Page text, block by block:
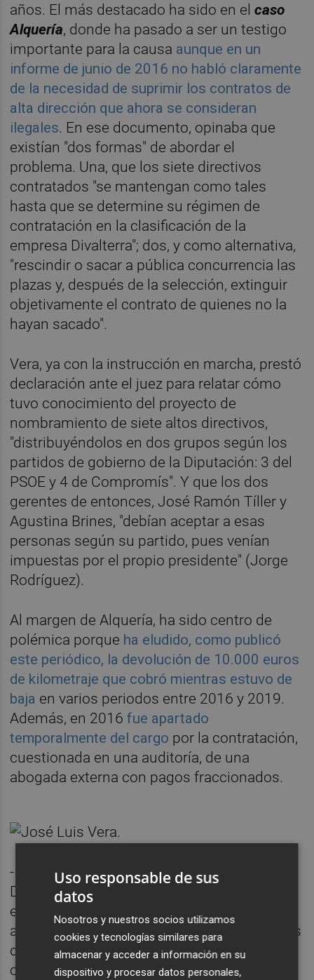
años. El más destacado ha sido en elcaso
Alquería, donde ha pasado a ser un testigo
importante para la causa aunque en un
informe de junio de 2016 no habló claramente
de la necesidad de suprimir los contratos de
alta dirección que ahora se consideran
ilegales. En ese documento, opinaba que
existían "dos formas" de abordar el
problema. Una, que los siete directivos
contratados "se mantengan como tales
hasta que se determine su régimen de
contratación en la clasificación de la
empresa Divalterra"; dos, y como alternativa,
"rescindir o sacar a pública concurrencia las
plazas y, después de la selección, extinguir
objetivamente el contrato de quienes no la
hayan sacado".
Vera, ya con la instrucción en marcha, prestó
declaración ante el juez para relatar cómo
tuvo conocimiento del proyecto de
nombramiento de siete altos directivos,
"distribuyéndolos en dos grupos según los
partidos de gobierno de la Diputación: 3 del
PSOE y 4 de Compromís". Y que los dos
gerentes de entonces, José Ramón Tíller y
Agustina Brines, "debían aceptar a esas
personas según su partido, pues venían
impuestas por el propio presidente" (Jorge
Rodríguez).
Al margen de Alquería, ha sido centro de
polémica porque ha eludido, como publicó
este periódico, la devolución de 10.000 euros
de kilometraje que cobró mientras estuvo de
baja en varios periodos entre 2016 y 2019.
Además, en 2016fue apartado
temporalmente del cargo por la contratación,
cuestionada en una auditoría, de una
abogada externa con pagos fraccionados.
- Toni Gaspar: actual presidente de la
Diputación de Valencia, por el momento ha
evitado cualquier pronunciamiento público
acerca de lo sucedido en Divalterra. Después
de queValencia Plaza informara de lo
ocurrido, solicitó cinco informes diferentes
Uso responsable de sus
datos
Nosotros y nuestros socios utilizamos
cookies y tecnologías similares para
almacenar y acceder a información en su
dispositivo y procesar datos personales,